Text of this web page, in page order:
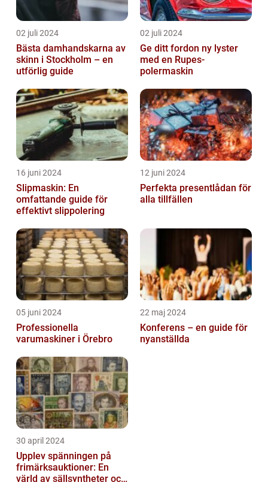
02 juli 2024
Bästa damhandskarna av
skinn i Stockholm – en
utförlig guide
02 juli 2024
Ge ditt fordon ny lyster
med en Rupes-
polermaskin
16 juni 2024
Slipmaskin: En
omfattande guide för
effektivt slippolering
12 juni 2024
Perfekta presentlådan för
alla tillfällen
05 juni 2024
Professionella
varumaskiner i Örebro
22 maj 2024
Konferens – en guide för
nyanställda
30 april 2024
Upplev spänningen på
frimärksauktioner: En
värld av sällsyntheter och